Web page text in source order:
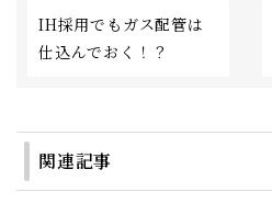
IH採用でもガス配管は
仕込んでおく！？
関連記事